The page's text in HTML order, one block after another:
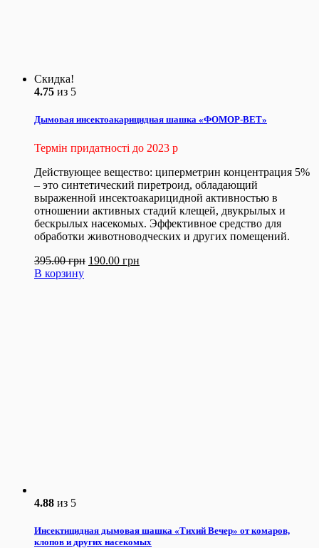
Скидка!
4.75 из 5
Дымовая инсектоакарицидная шашка «ФОМОР-ВЕТ»
Термін придатності до 2023 р
Действующее вещество: циперметрин концентрация 5%
– это синтетический пиретроид, обладающий
выраженной инсектоакарицидной активностью в
отношении активных стадий клещей, двукрылых и
бескрылых насекомых. Эффективное средство для
обработки животноводческих и других помещений.
395.00грн 190.00 грн
В корзину
4.88 из 5
Инсектицидная дымовая шашка «Тихий Вечер» от комаров,
клопов и других насекомых